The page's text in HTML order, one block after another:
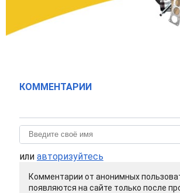
КОММЕНТАРИИ
или авторизуйтесь
Комментарии от анонимных
появляются на сайте только после